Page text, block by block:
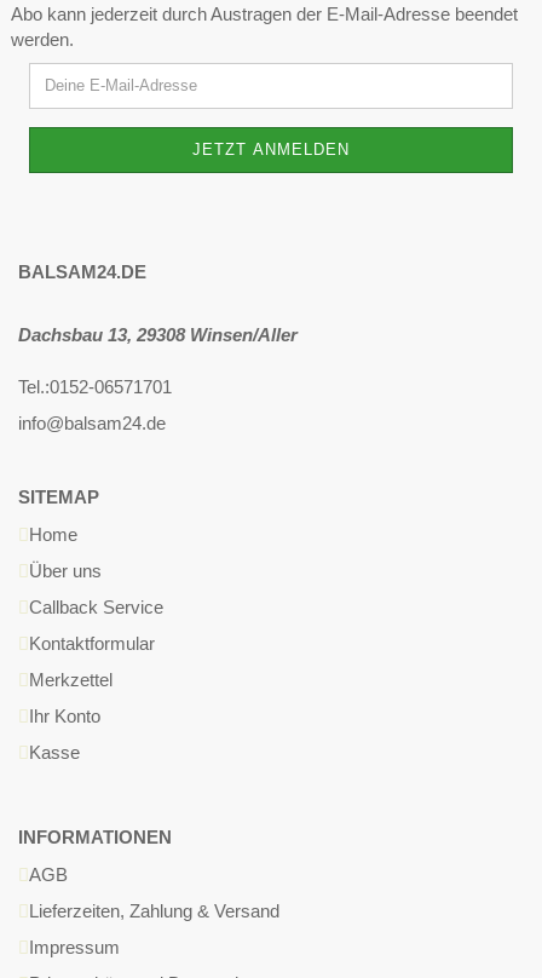
Abo kann jederzeit durch Austragen der E-Mail-Adresse beendet
werden.
BALSAM24.DE
Dachsbau 13, 29308 Winsen/Aller
Tel.:0152-06571701
info@balsam24.de
SITEMAP
Home
Über uns
Callback Service
Kontaktformular
Merkzettel
Ihr Konto
Kasse
INFORMATIONEN
AGB
Lieferzeiten, Zahlung & Versand
Impressum